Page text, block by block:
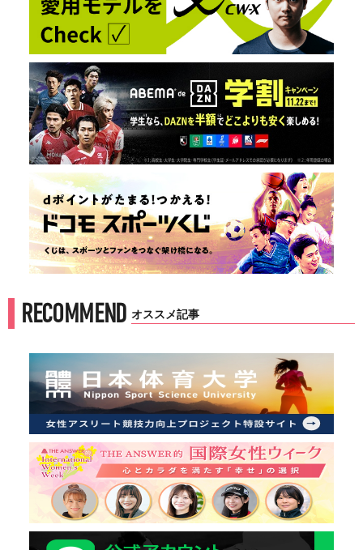
RECOMMEND オススメ記事